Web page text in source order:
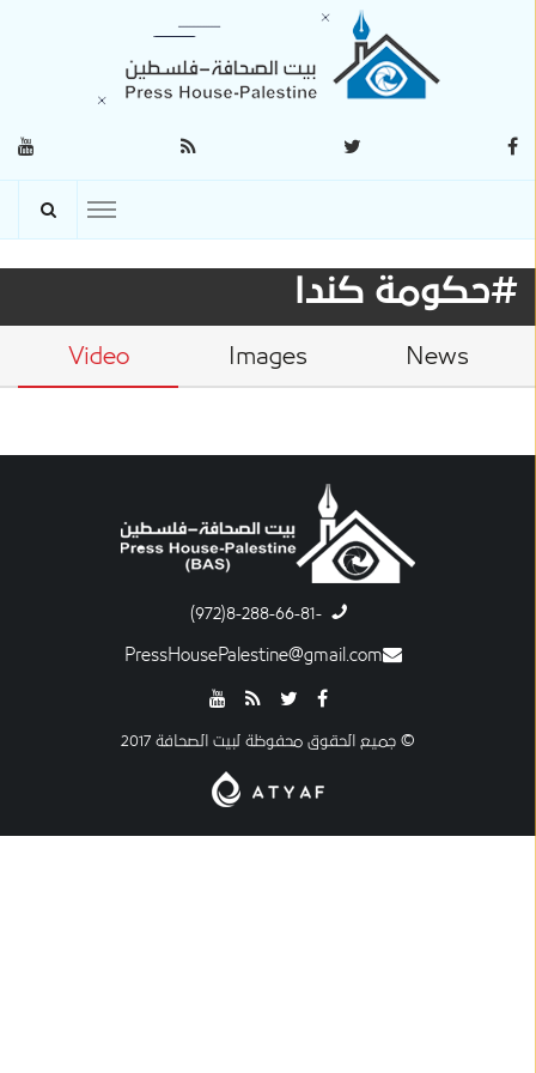
#حكومة كندا
News
Images
Video
-8-288-66-81(972)
PressHousePalestine@gmail.com
© جميع الحقوق محفوظة لبيت الصحافة 2017